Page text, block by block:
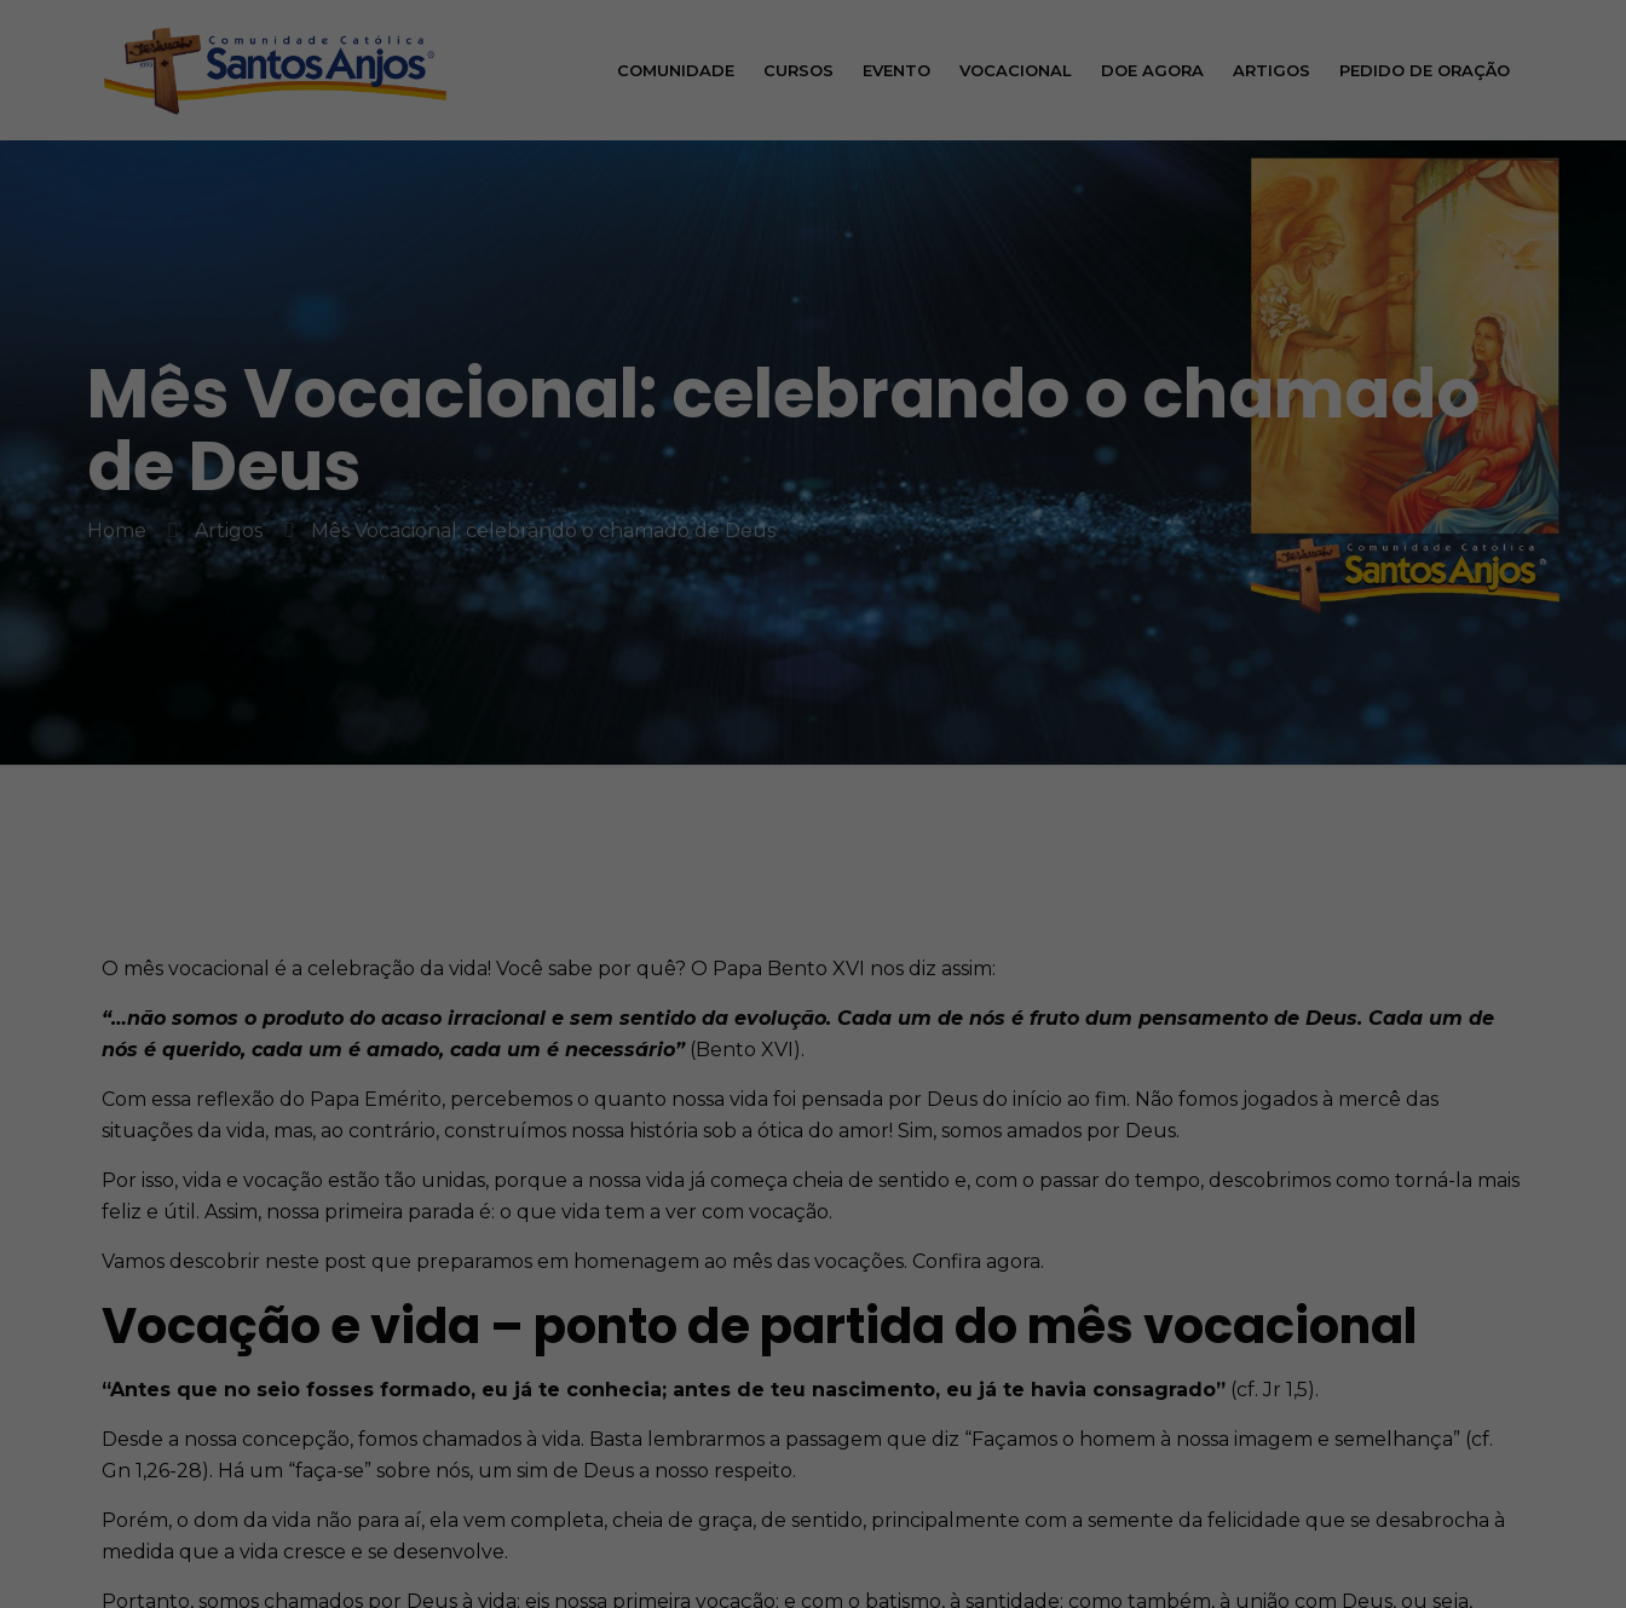
COMUNIDADE CURSOS EVENTO VOCACIONAL DOE AGORA ARTIGOS PEDIDO DE ORAÇÃO
Mês Vocacional: celebrando o chamado
de Deus
Home Artigos Mês Vocacional: celebrando o chamado de Deus
O mês vocacional é a celebração da vida! Você sabe por quê? O Papa Bento XVI nos diz assim:
“…não somos o produto do acaso irracional e sem sentido da evolução. Cada um de nós é fruto dum pensamento de Deus. Cada um de
nós é querido, cada um é amado, cada um é necessário”(Bento XVI).
Com essa reflexão do Papa Emérito, percebemos o quanto nossa vida foi pensada por Deus do início ao fim. Não fomos jogados à mercê das
situações da vida, mas, ao contrário, construímos nossa história sob a ótica do amor! Sim, somos amados por Deus.
Por isso, vida e vocação estão tão unidas, porque a nossa vida já começa cheia de sentido e, com o passar do tempo, descobrimos como torná-la mais
feliz e útil. Assim, nossa primeira parada é: o que vida tem a ver com vocação.
Vamos descobrir neste post que preparamos em homenagem ao mês das vocações. Confira agora.
Vocação e vida – ponto de partida do mês vocacional
“Antes que no seio fosses formado, eu já te conhecia; antes de teu nascimento, eu já te havia consagrado” (cf. Jr 1,5).
Desde a nossa concepção, fomos chamados à vida. Basta lembrarmos a passagem que diz “Façamos o homem à nossa imagem e semelhança” (cf.
Gn 1,26-28). Há um “faça-se” sobre nós, um sim de Deus a nosso respeito.
Porém, o dom da vida não para aí, ela vem completa, cheia de graça, de sentido, principalmente com a semente da felicidade que se desabrocha à
medida que a vida cresce e se desenvolve.
Portanto, somos chamados por Deus à vida: eis nossa primeira vocação; e com o batismo, à santidade; como também, à união com Deus, ou seja,